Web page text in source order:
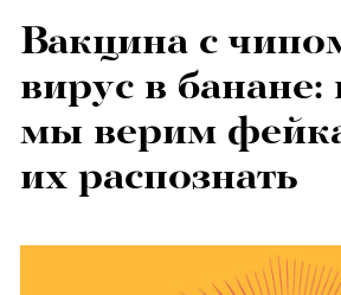
Вакцина с
вирус в
мы верим
их распознать